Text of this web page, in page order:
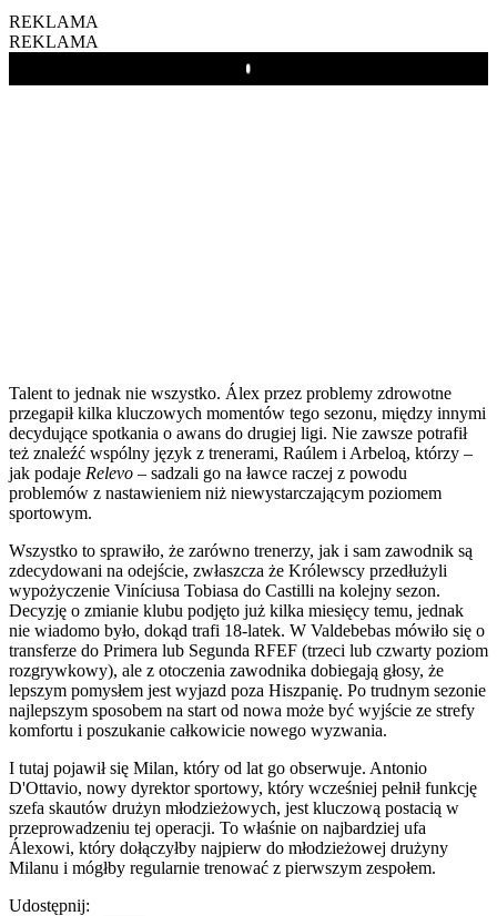
REKLAMA
REKLAMA
Play
Talent to jednak nie wszystko. Álex przez problemy zdrowotne
przegapił kilka kluczowych momentów tego sezonu, między innymi
decydujące spotkania o awans do drugiej ligi. Nie zawsze potrafił
też znaleźć wspólny język z trenerami, Raúlem i Arbeloą, którzy –
jak podaje Relevo – sadzali go na ławce raczej z powodu
problemów z nastawieniem niż niewystarczającym poziomem
sportowym.
Wszystko to sprawiło, że zarówno trenerzy, jak i sam zawodnik są
zdecydowani na odejście, zwłaszcza że Królewscy przedłużyli
wypożyczenie Viníciusa Tobiasa do Castilli na kolejny sezon.
Decyzję o zmianie klubu podjęto już kilka miesięcy temu, jednak
nie wiadomo było, dokąd trafi 18-latek. W Valdebebas mówiło się o
transferze do Primera lub Segunda RFEF (trzeci lub czwarty poziom
rozgrywkowy), ale z otoczenia zawodnika dobiegają głosy, że
lepszym pomysłem jest wyjazd poza Hiszpanię. Po trudnym sezonie
najlepszym sposobem na start od nowa może być wyjście ze strefy
komfortu i poszukanie całkowicie nowego wyzwania.
I tutaj pojawił się Milan, który od lat go obserwuje. Antonio
D'Ottavio, nowy dyrektor sportowy, który wcześniej pełnił funkcję
szefa skautów drużyn młodzieżowych, jest kluczową postacią w
przeprowadzeniu tej operacji. To właśnie on najbardziej ufa
Álexowi, który dołączyłby najpierw do młodzieżowej drużyny
Milanu i mógłby regularnie trenować z pierwszym zespołem.
Udostępnij: